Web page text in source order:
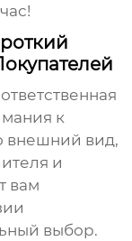
к
внешний вид,
и
вам
выбор.